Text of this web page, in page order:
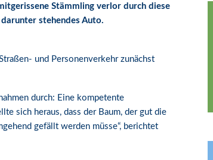
Stämmling verlor durch diese
stehendes Auto.
und Personenverkehr zunächst
durch: Eine kompetente
sich heraus, dass der Baum, der gut die
gefällt werden müsse“, berichtet